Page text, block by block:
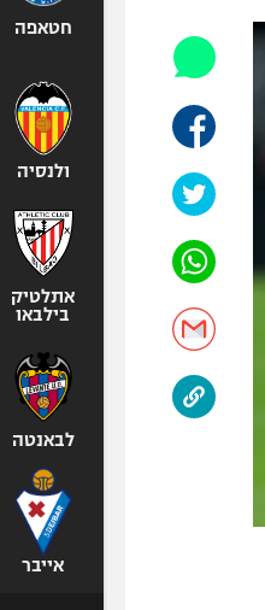
חטאפה
ולנסיה
אתלטיק
בילבאו
לבאנטה
אייבר